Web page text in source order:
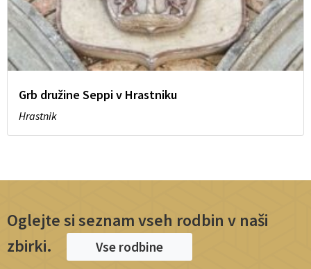
Grb družine Seppi v Hrastniku
Hrastnik
Oglejte si seznam vseh rodbin v naši
zbirki.
Vse rodbine